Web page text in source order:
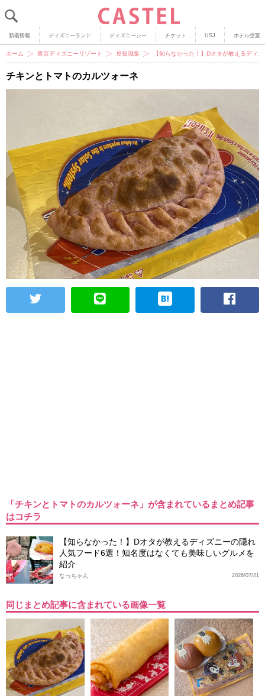
新着情報 ディズニーランド ディズニーシー チケット USJ ホテル空室
ホーム 東京ディズニーリゾート 豆知識集 【知らなかった！】Dオタが教えるディ
チキンとトマトのカルツォーネ
「チキンとトマトのカルツォーネ」が含まれているまとめ記事
はコチラ
【知らなかった！】Dオタが教えるディズニーの隠れ
人気フード6選！知名度はなくても美味しいグルメを
紹介
2026/07/21
なっちゃん
同じまとめ記事に含まれている画像一覧